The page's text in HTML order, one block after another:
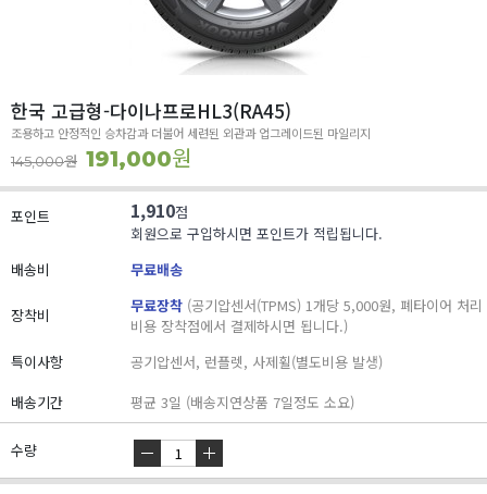
한국 고급형-다이나프로HL3(RA45)
조용하고 안정적인 승차감과 더불어 세련된 외관과 업그레이드된 마일리지
145,000원 191,000원
포인트 1,910점
회원으로 구입하시면 포인트가 적립됩니다.
배송비
무료배송
장착비 무료장착 (공기압센서(TPMS) 1개당 5,000원, 폐타이어 처리
비용 장착점에서 결제하시면 됩니다.)
특이사항
공기압센서, 런플렛, 사제휠(별도비용 발생)
배송기간
평균 3일 (배송지연상품 7일정도 소요)
수량